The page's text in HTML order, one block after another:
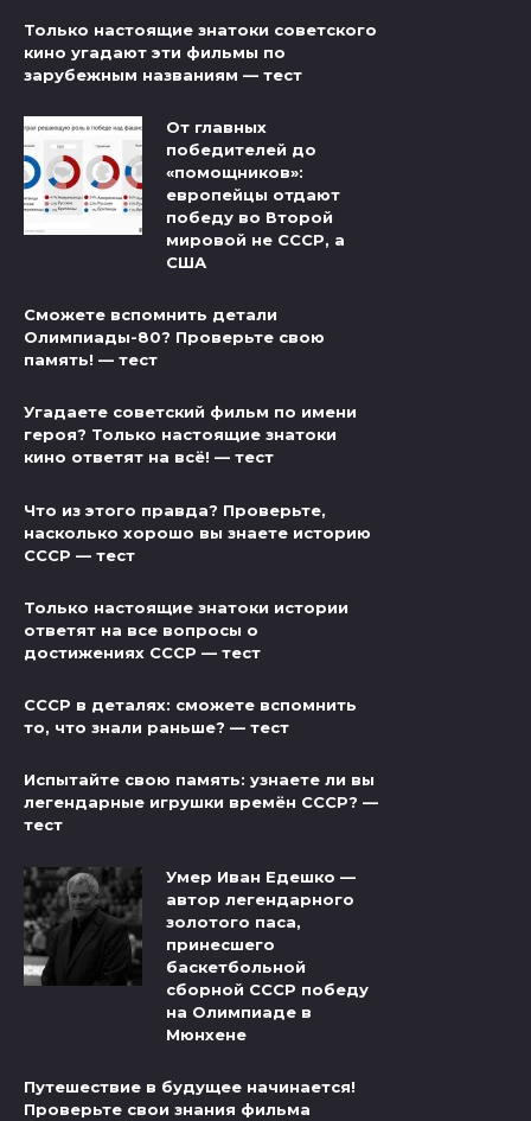
Только настоящие знатоки советского
кино угадают эти фильмы по
зарубежным названиям — тест
От главных
победителей до
«помощников»:
европейцы отдают
победу во Второй
мировой не СССР, а
США
Сможете вспомнить детали
Олимпиады-80? Проверьте свою
память! — тест
Угадаете советский фильм по имени
героя? Только настоящие знатоки
кино ответят на всё! — тест
Что из этого правда? Проверьте,
насколько хорошо вы знаете историю
СССР — тест
Только настоящие знатоки истории
ответят на все вопросы о
достижениях СССР — тест
СССР в деталях: сможете вспомнить
то, что знали раньше? — тест
Испытайте свою память: узнаете ли вы
легендарные игрушки времён СССР? —
тест
Умер Иван Едешко —
автор легендарного
золотого паса,
принесшего
баскетбольной
сборной СССР победу
на Олимпиаде в
Мюнхене
Путешествие в будущее начинается!
Проверьте свои знания фильма